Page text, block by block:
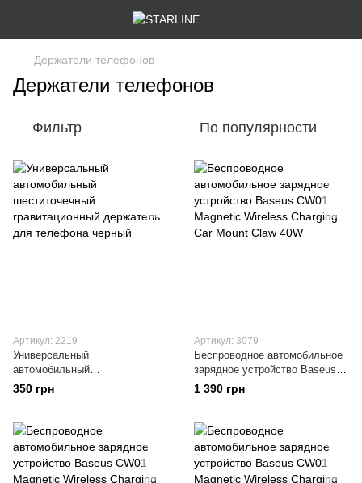
Держатели телефонов
Держатели телефонов
Фильтр По популярности
Артикул: 2219
Универсальный
автомобильный
шеститочечный
гравитационный держатель
350 грн
Артикул: 3079
Беспроводное автомобильное
зарядное устройство Baseus
CW01 Magnetic Wireless
Charging Car Mount Claw 40W
1 390 грн